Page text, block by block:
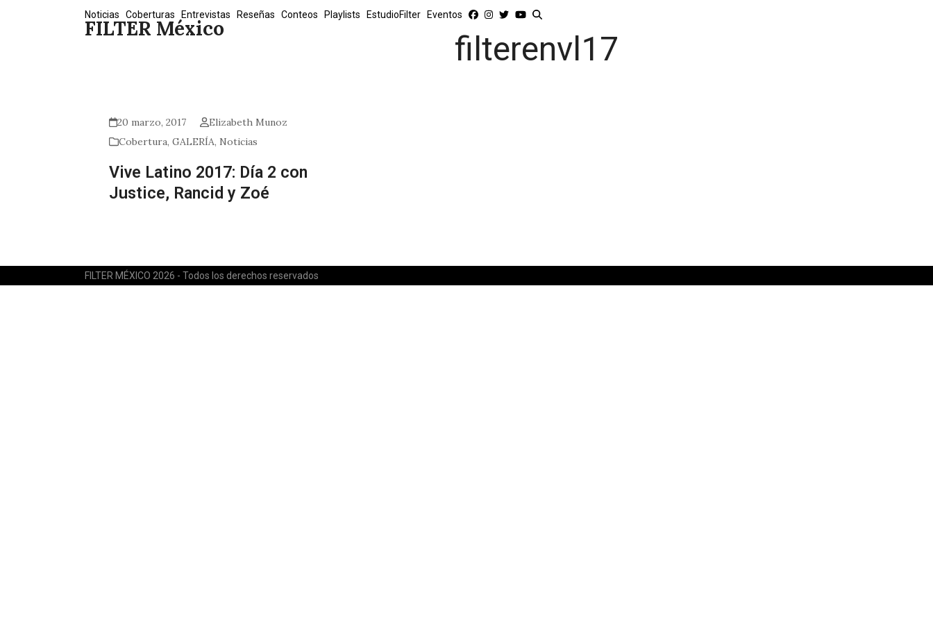
FILTER México
Noticias Coberturas Entrevistas Reseñas Conteos Playlists EstudioFilter Eventos
filterenvl17
20 marzo, 2017
Elizabeth Munoz
Cobertura, GALERÍA, Noticias
Vive Latino 2017: Día 2 con
Justice, Rancid y Zoé
FILTER MÉXICO 2026 - Todos los derechos reservados